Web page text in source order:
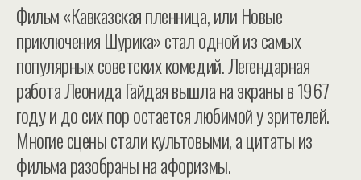
Фильм «Кавказская пленница, или Новые
приключения Шурика» стал одной из самых
популярных советских комедий. Легендарная
работа Леонида Гайдая вышла на экраны в 1967
году и до сих пор остается любимой у зрителей.
Многие сцены стали культовыми, а цитаты из
фильма разобраны на афоризмы.